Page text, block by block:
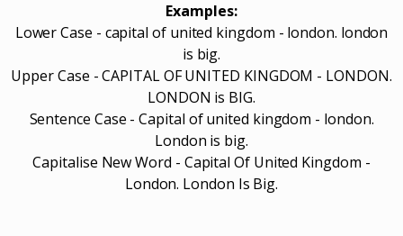
Examples:
Lower Case - capital of united kingdom - london. london
is big.
Upper Case - CAPITAL OF UNITED KINGDOM - LONDON.
LONDON is BIG.
Sentence Case - Capital of united kingdom - london.
London is big.
Capitalise New Word - Capital Of United Kingdom -
London. London Is Big.